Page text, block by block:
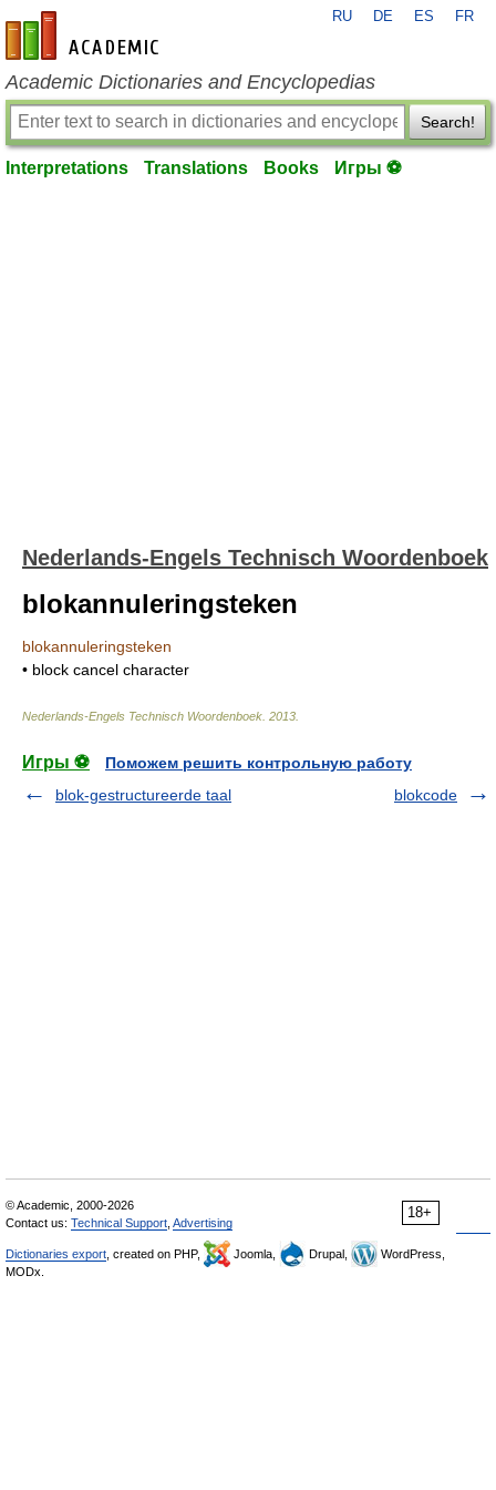
en-academic.com
RU DE ES FR
Academic Dictionaries and Encyclopedias
Search!
Interpretations Translations Books Игры ⚽
Nederlands-Engels Technisch Woordenboek
blokannuleringsteken
blokannuleringsteken
• block cancel character
Nederlands-Engels Technisch Woordenboek 2013
Игры ⚽
Поможем решить контрольную работу
blok-gestructureerde taal
blokcode
18+
© Academic, 2000-2026
Contact us: Technical Support Advertising
Dictionaries export , created on PHP, Joomla, Drupal,
WordPress,
MODx.